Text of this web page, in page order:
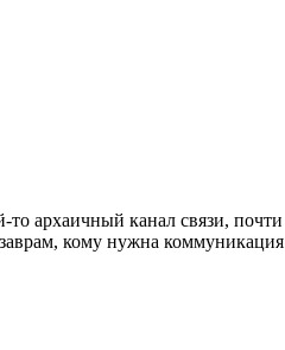
архаичный канал связи,
кому нужна